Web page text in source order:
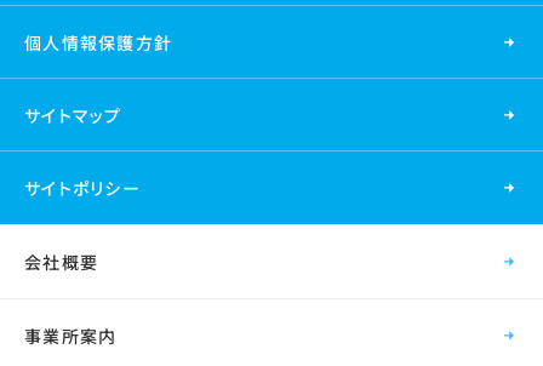
個人情報保護方針
サイトマップ
サイトポリシー
会社概要
事業所案内